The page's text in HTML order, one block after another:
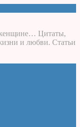
Цитаты,
и любви. Статьи